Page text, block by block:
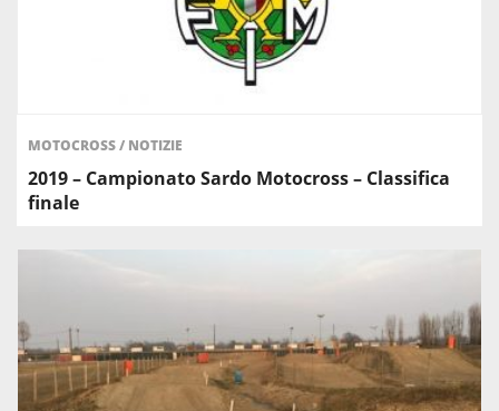
MOTOCROSS/ NOTIZIE
2019 – Campionato Sardo Motocross – Classifica
finale